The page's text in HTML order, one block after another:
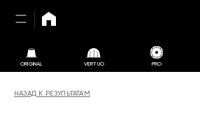
ORIGINAL VERTUO PRO
НАЗАД К РЕЗУЛЬТАТАМ